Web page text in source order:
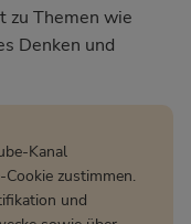
zu Themen wie
Denken und
Kanal
Cookie zustimmen.
und